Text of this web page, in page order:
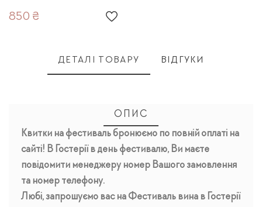
850 ₴
ДЕТАЛІ ТОВАРУ ВІДГУКИ
ОПИС
Квитки на фестиваль бронюємо по повній оплаті на
сайті! В Гостерії в день фестивалю, Ви маєте
повідомити менеджеру номер Вашого замовлення
та номер телефону.
Любі, запрошуємо вас на Фестиваль вина в Гостерії